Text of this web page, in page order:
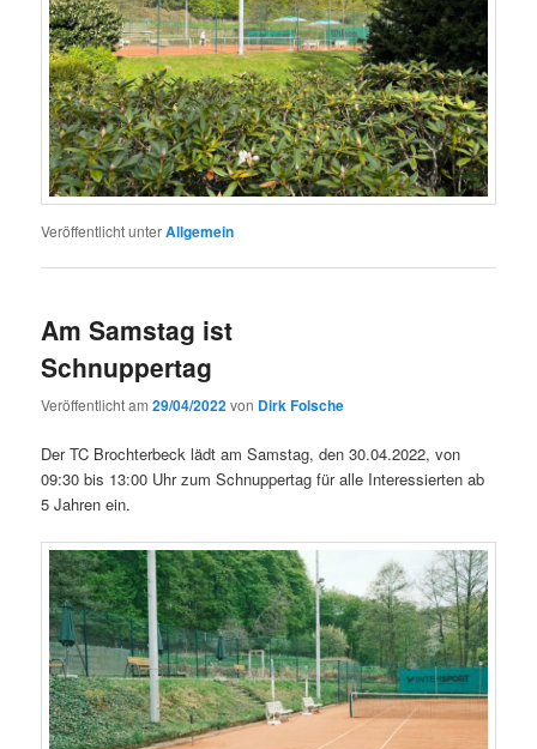
Veröffentlicht unterAllgemein
Am Samstag ist
Schnuppertag
Veröffentlicht am29/04/2022von Dirk Folsche
Der TC Brochterbeck lädt am Samstag, den 30.04.2022, von
09:30 bis 13:00 Uhr zum Schnuppertag für alle Interessierten ab
5 Jahren ein.